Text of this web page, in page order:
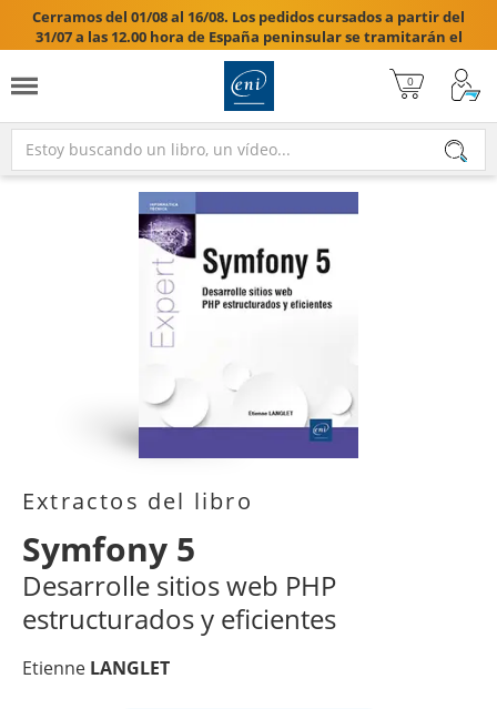
Cerramos del 01/08 al 16/08. Los pedidos cursados a partir del
31/07 a las 12.00 hora de España peninsular se tramitarán el
17/08/2026.

Extractos del libro
Symfony 5
Desarrolle sitios web PHP
estructurados y eficientes
Etienne LANGLET